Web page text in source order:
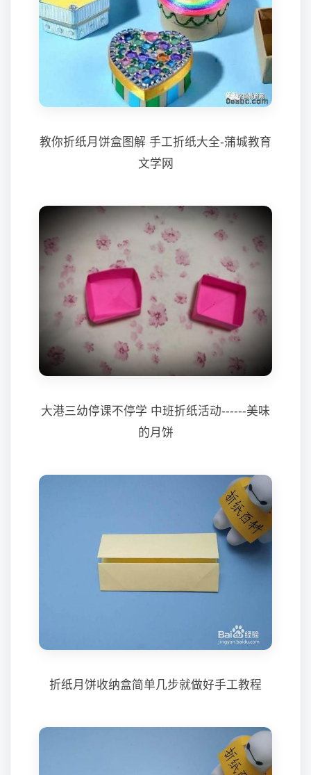
教你折纸月饼盒图解 手工折纸大全-蒲城教育
文学网
大港三幼停课不停学 中班折纸活动------美味
的月饼
折纸月饼收纳盒简单几步就做好手工教程